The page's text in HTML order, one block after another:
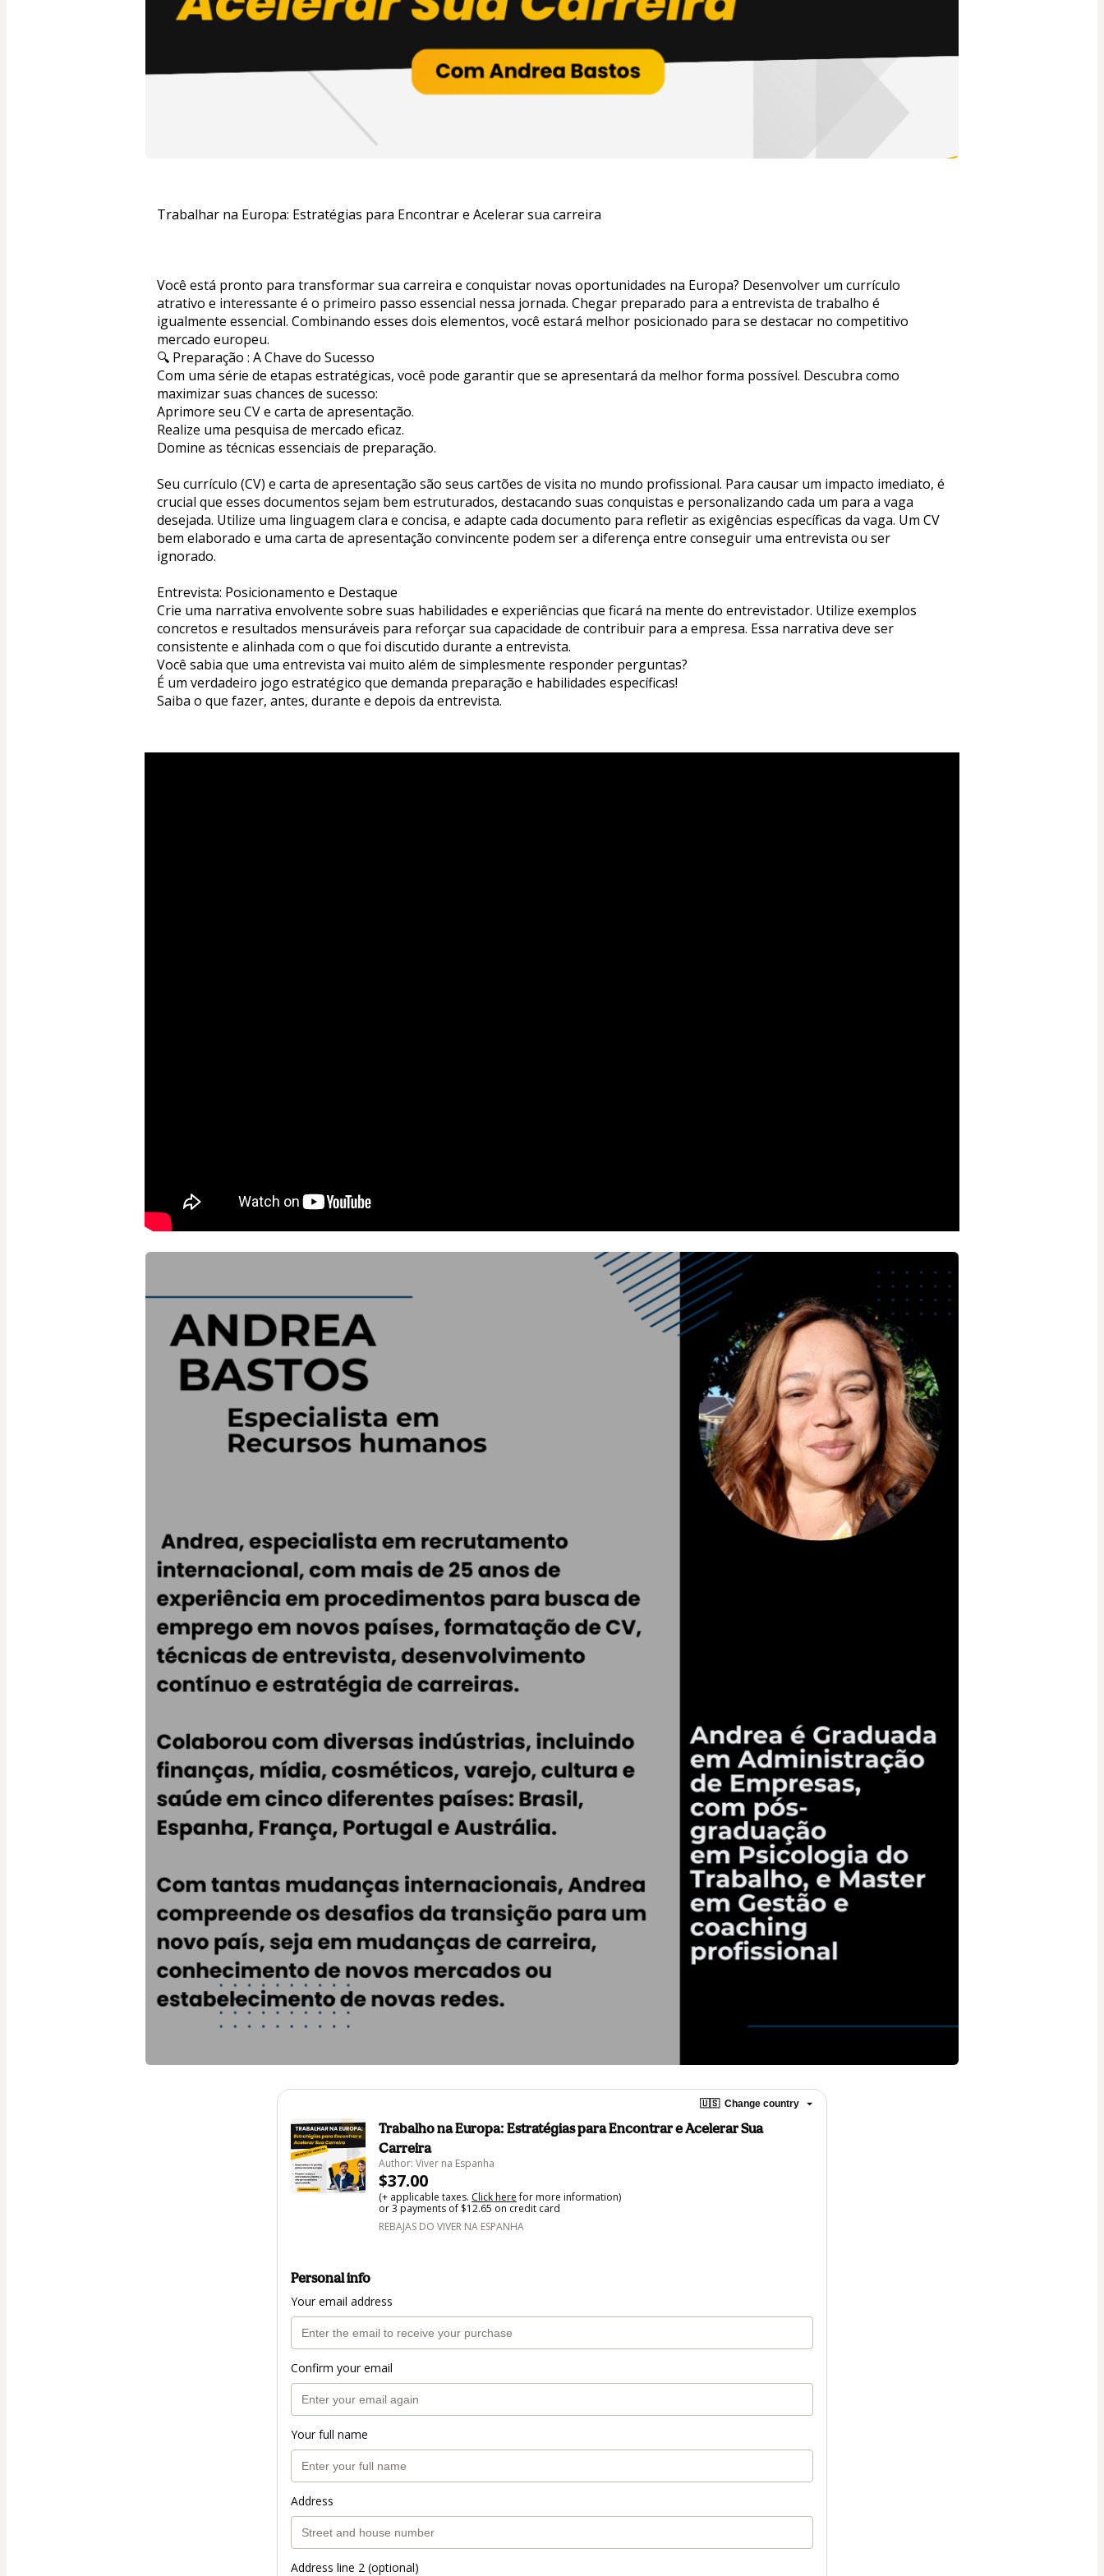
Trabalhar na Europa: Estratégias para Encontrar e Acelerar sua carreira
Você está pronto para transformar sua carreira e conquistar novas oportunidades na Europa? Desenvolver um currículo
atrativo e interessante é o primeiro passo essencial nessa jornada. Chegar preparado para a entrevista de trabalho é
igualmente essencial. Combinando esses dois elementos, você estará melhor posicionado para se destacar no competitivo
mercado europeu.
🔍 Preparação : A Chave do Sucesso
Com uma série de etapas estratégicas, você pode garantir que se apresentará da melhor forma possível. Descubra como
maximizar suas chances de sucesso:
Aprimore seu CV e carta de apresentação.
Realize uma pesquisa de mercado eficaz.
Domine as técnicas essenciais de preparação.
Seu currículo (CV) e carta de apresentação são seus cartões de visita no mundo profissional. Para causar um impacto imediato, é
crucial que esses documentos sejam bem estruturados, destacando suas conquistas e personalizando cada um para a vaga
desejada. Utilize uma linguagem clara e concisa, e adapte cada documento para refletir as exigências específicas da vaga. Um CV
bem elaborado e uma carta de apresentação convincente podem ser a diferença entre conseguir uma entrevista ou ser
ignorado.
Entrevista: Posicionamento e Destaque
Crie uma narrativa envolvente sobre suas habilidades e experiências que ficará na mente do entrevistador. Utilize exemplos
concretos e resultados mensuráveis para reforçar sua capacidade de contribuir para a empresa. Essa narrativa deve ser
consistente e alinhada com o que foi discutido durante a entrevista.
Você sabia que uma entrevista vai muito além de simplesmente responder perguntas?
É um verdadeiro jogo estratégico que demanda preparação e habilidades específicas!
Saiba o que fazer, antes, durante e depois da entrevista.
🇺🇸 Change country
Trabalho na Europa: Estratégias para Encontrar e Acelerar Sua
Carreira
Author: Viver na Espanha
$37.00
(+ applicable taxes. Click herefor more information)
or 3 payments of $12.65 on credit card
REBAJAS DO VIVER NA ESPANHA
Personal info
Your email address
Confirm your email
Your full name
Address
Address line 2 (optional)